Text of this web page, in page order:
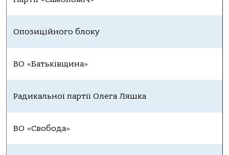
Опозиційного блоку
ВО «Батьківщина»
Радикальної партії Олега Ляшка
ВО «Свобода»